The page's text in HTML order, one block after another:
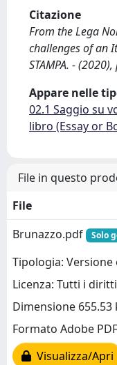
Citazione
From the Lega
challenges of an
STAMPA. -
Appare nelle
02.1 Saggio su
libro (Essay or
File in questo
File
Brunazzo.pdf
Solo
Tipologia: Versione
Licenza: Tutti i
Dimensione 655.53
Formato Adobe PDF
Visualizza/Apri